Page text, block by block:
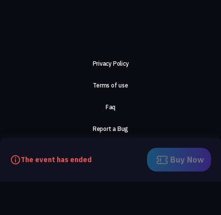
The event has ended Buy Now
Privacy Policy
Terms of use
Faq
Report a Bug